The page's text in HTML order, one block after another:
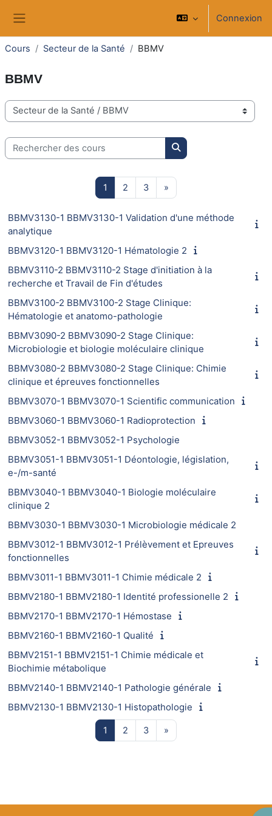
Connexion
Cours Secteur de la Santé BBMV
BBMV
Catégories de cours
Rechercher des cours
Rechercher des cours
1 Page 1
2 Page 2
3Page 3
»
BBMV3130-1 BBMV3130-1 Validation d'une méthode
analytique
BBMV3120-1 BBMV3120-1 Hématologie 2
BBMV3110-2 BBMV3110-2 Stage d'initiation à la
recherche et Travail de Fin d'études
BBMV3100-2 BBMV3100-2 Stage Clinique:
Hématologie et anatomo-pathologie
BBMV3090-2 BBMV3090-2 Stage Clinique:
Microbiologie et biologie moléculaire clinique
BBMV3080-2 BBMV3080-2 Stage Clinique: Chimie
clinique et épreuves fonctionnelles
BBMV3070-1 BBMV3070-1 Scientific communication
BBMV3060-1 BBMV3060-1 Radioprotection
BBMV3052-1 BBMV3052-1 Psychologie
BBMV3051-1 BBMV3051-1 Déontologie, législation,
e-/m-santé
BBMV3040-1 BBMV3040-1 Biologie moléculaire
clinique 2
BBMV3030-1 BBMV3030-1 Microbiologie médicale 2
BBMV3012-1 BBMV3012-1 Prélèvement et Epreuves
fonctionnelles
BBMV3011-1 BBMV3011-1 Chimie médicale 2
BBMV2180-1 BBMV2180-1 Identité professionelle 2
BBMV2170-1 BBMV2170-1 Hémostase
BBMV2160-1 BBMV2160-1 Qualité
BBMV2151-1 BBMV2151-1 Chimie médicale et
Biochimie métabolique
BBMV2140-1 BBMV2140-1 Pathologie générale
BBMV2130-1 BBMV2130-1 Histopathologie
1 Page 1
2 Page 2
3Page 3
»